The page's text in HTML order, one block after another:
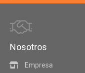
Nosotros
Empresa